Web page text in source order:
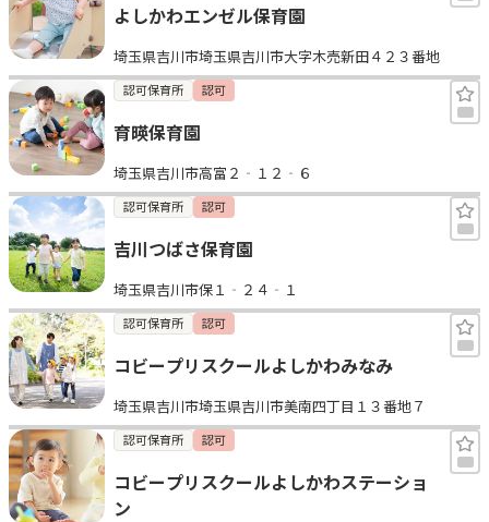
よしかわエンゼル保育園
埼玉県吉川市埼玉県吉川市大字木売新田４２３番地
認可保育所 認可
育暎保育園
埼玉県吉川市高富２‐１２‐６
認可保育所 認可
吉川つばさ保育園
埼玉県吉川市保１‐２４‐１
認可保育所 認可
コビープリスクールよしかわみなみ
埼玉県吉川市埼玉県吉川市美南四丁目１３番地７
認可保育所 認可
コビープリスクールよしかわステーショ
ン